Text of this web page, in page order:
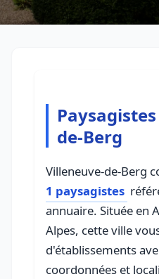
de-Berg
Villeneuve-de-Berg
1 paysagistes
annuaire. Située en
Alpes, cette ville
d'établissements
coordonnées et